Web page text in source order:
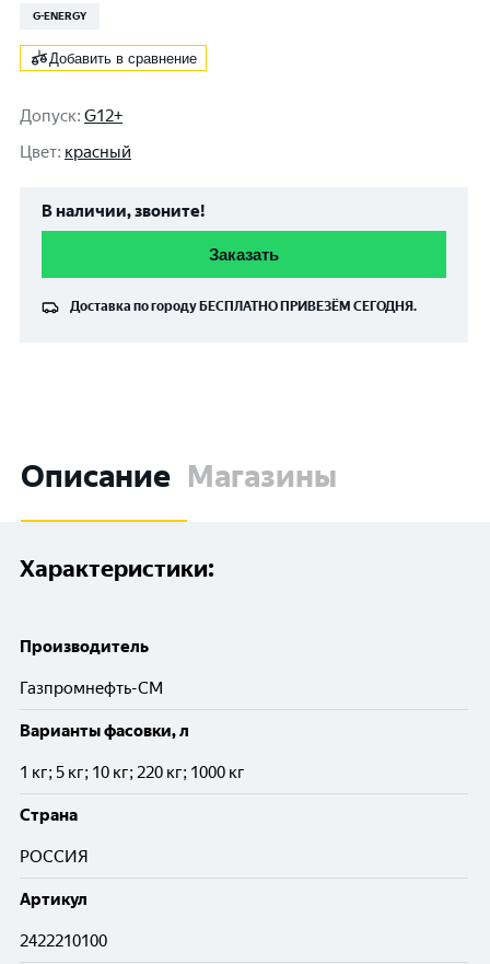
G-ENERGY
Добавить в сравнение
Допуск: G12+
Цвет: красный
В наличии, звоните!
Заказать
Доставка по городу БЕСПЛАТНО ПРИВЕЗЁМ СЕГОДНЯ.
Описание Магазины
Характеристики:
Производитель
Газпромнефть-СМ
Варианты фасовки, л
1 кг; 5 кг; 10 кг; 220 кг; 1000 кг
Cтрана
РОССИЯ
Артикул
2422210100